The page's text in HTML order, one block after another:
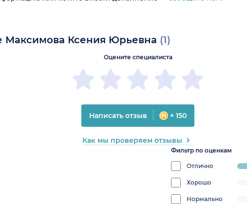
Максимова Ксения Юрьевна (1)
Фильтр по оценкам
Отлично
Хорошо
Нормально
Оцените специалиста
Написать отзыв + 150
Как мы проверяем отзывы